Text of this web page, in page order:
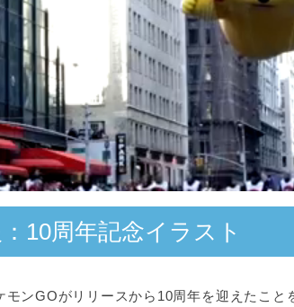
/01:00 [ TRUVID ] POKEMON
10周年記念イラスト
モンGOがリリースから 10周年を迎えたこと